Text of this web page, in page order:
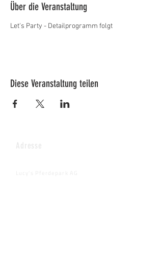
Über die Veranstaltung
Let's Party - Detailprogramm folgt
Diese Veranstaltung teilen